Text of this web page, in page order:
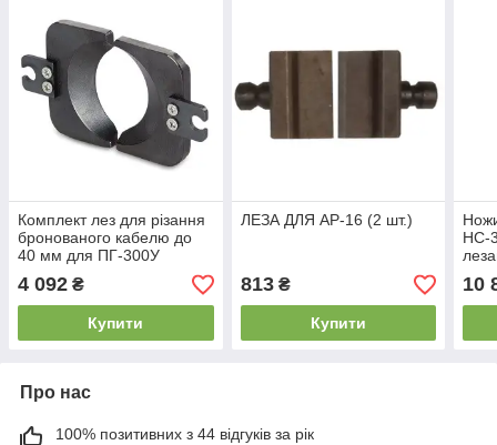
Комплект лез для різання
бронованого кабелю до
40 мм для ПГ-300У
4 092 ₴
Купити
ЛЕЗА ДЛЯ АР-16 (2 шт.)
813₴
Купити
НС-
А й
10
Про нас
100% позитивних з 44 відгуків за рік